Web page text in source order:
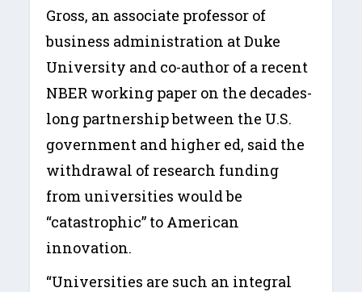
Gross, an associate professor of
business administration at Duke
University and co-author of a recent
NBER working paper on the decades-
long partnership between the U.S.
government and higher ed, said the
withdrawal of research funding
from universities would be
“catastrophic” to American
innovation.
“Universities are such an integral